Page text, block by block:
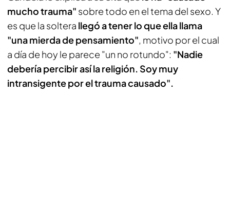
mucho trauma" sobre todo en el tema del sexo. Y
es que la soltera llegó a tener lo que ella llama
"una mierda de pensamiento", motivo por el cual
a día de hoy le parece "un no rotundo": "Nadie
debería percibir así la religión. Soy muy
intransigente por el trauma causado".